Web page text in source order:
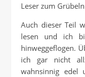
Leser zum
Auch dieser Teil
lesen und ich
hinweggeflogen.
ich gar nicht
wahnsinnig edel